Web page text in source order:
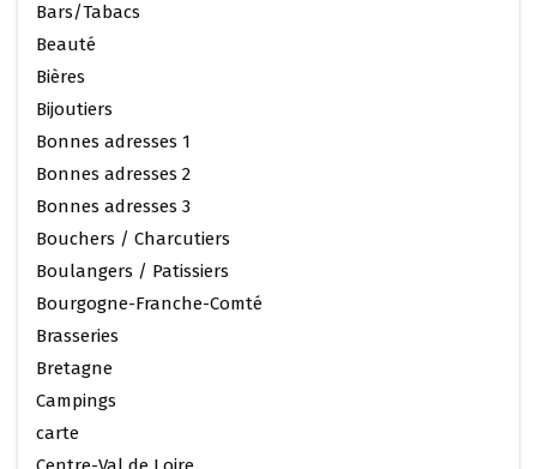
Bars/Tabacs
Beauté
Bières
Bijoutiers
Bonnes adresses 1
Bonnes adresses 2
Bonnes adresses 3
Bouchers / Charcutiers
Boulangers / Patissiers
Bourgogne-Franche-Comté
Brasseries
Bretagne
Campings
carte